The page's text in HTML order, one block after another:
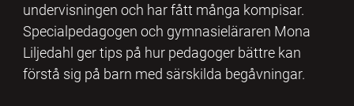
undervisningen och har fått många kompisar.
Specialpedagogen och gymnasieläraren Mona
Liljedahl ger tips på hur pedagoger bättre kan
förstå sig på barn med särskilda begåvningar.